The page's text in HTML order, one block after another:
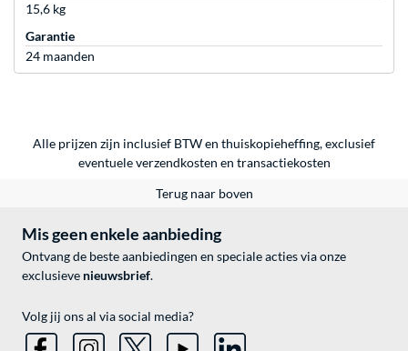
15,6 kg
Garantie
24 maanden
Alle prijzen zijn inclusief BTW en thuiskopieheffing, exclusief
eventueleverzendkosten en transactiekosten
Terug naar boven
Mis geen enkele aanbieding
Ontvang de beste aanbiedingen en speciale acties via onze
exclusieve nieuwsbrief.
Volg jij ons al via social media?